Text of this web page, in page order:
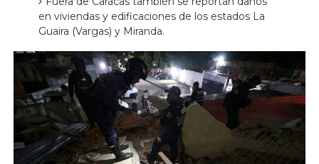
en viviendas y edificaciones de los estados La
Guaira (Vargas) y Miranda.